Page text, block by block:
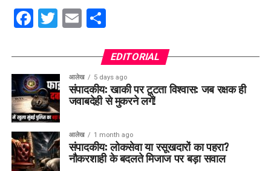
Facebook
Twitter
EmailShare
EDITORIAL
आलेख 5 days ago
संपादकीय: खाकी पर टूटता विश्वास: जब रक्षक ही
जवाबदेही से मुकरने लगें!
आलेख 1 month ago
संपादकीय: लोकसेवा या रसूखदारों का पहरा?
नौकरशाही के बदलते मिजाज पर बड़ा सवाल